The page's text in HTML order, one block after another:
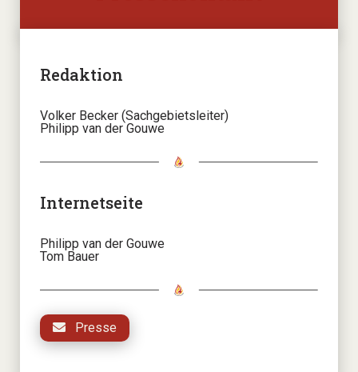
Redaktion
Volker Becker (Sachgebietsleiter)
Philipp van der Gouwe
Internetseite
Philipp van der Gouwe
Tom Bauer
Presse